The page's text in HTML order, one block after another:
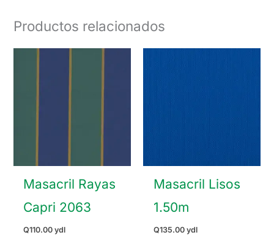
Productos relacionados
Masacril Rayas
Capri 2063
Q110.00 ydl
Masacril Lisos
1.50m
Q135.00 ydl